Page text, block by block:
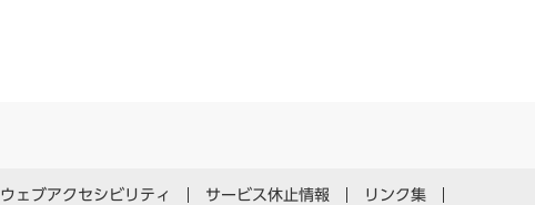
ウェブアクセシビリティ サービス休止情報 リンク集